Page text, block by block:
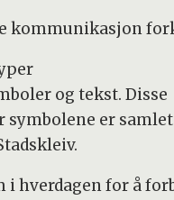
kommunikasjon
og tekst. Disse
er
hverdagen for å